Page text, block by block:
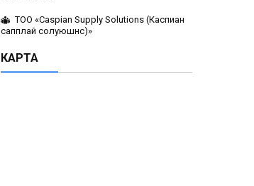
ТОО «Caspian Supply Solutions (Каспиан
сапплай солуюшнс)»
КАРТА